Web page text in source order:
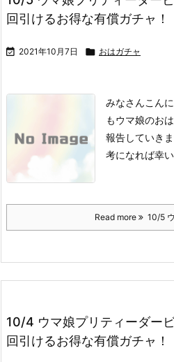
回引けるお得な有償ガチャ！
 2021年10月7日  おはガチャ
みなさんこん
もウマ娘のお
報告していきま
考になれば幸い
Read more 10/5
10/4 ウマ娘プリティーダー
回引けるお得な有償ガチャ！